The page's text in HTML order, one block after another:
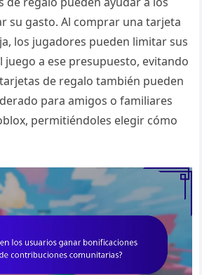
su gasto. Al comprar una tarjeta
los jugadores pueden limitar sus
a ese presupuesto, evitando
de regalo también pueden
para amigos o familiares
permitiéndoles elegir cómo